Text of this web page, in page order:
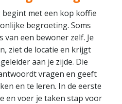
begint met een kop koffie
begroeting. Soms
van een bewoner zelf. Je
ziet de locatie en krijgt
aan je zijde. Die
vragen en geeft
en te leren. In de eerste
en voer je taken stap voor